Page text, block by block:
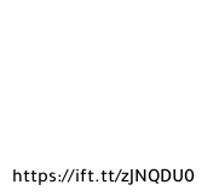
https://ift.tt/zJNQDU0